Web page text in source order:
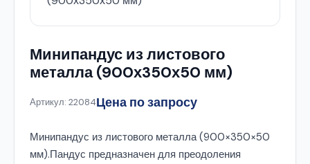
Минипандус из листового
металла (900х350х50 мм)
Артикул: 22084Цена по запросу
Минипандус из листового металла (900×350×50
мм).Пандус предназначен для преодоления